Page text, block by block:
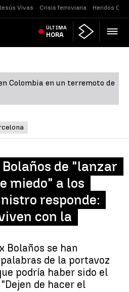
Vivas Crisis ferroviaria Heridos
ÚLTIMA
HORA
Colombia en un terremoto de
Bolaños de "lanzar
miedo" a los
responde:
con la
Bolaños se han
de la portavoz
podría haber sido el
de hacer el